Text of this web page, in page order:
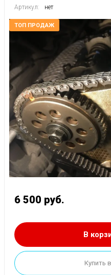
Артикул: нет
ТОП ПРОДАЖ
6 500 руб.
В
Купить